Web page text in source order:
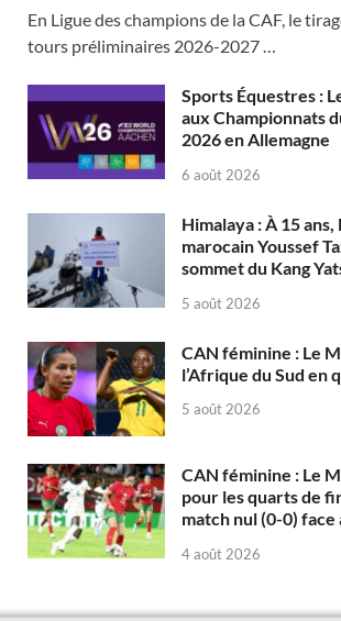
En Ligue des champions de la CAF, le
tours préliminaires 2026-2027 …
Sports Équestres :
aux Championnats
2026 en Allemagne
6 août 2026
Himalaya : À 15 ans,
marocain Youssef
sommet du Kang
5 août 2026
CAN féminine : Le
l’Afrique du Sud en
5 août 2026
CAN féminine : Le
pour les quarts de
match nul (0-0) face
4 août 2026